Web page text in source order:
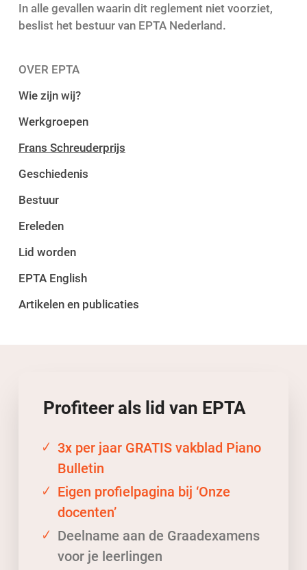
OVER EPTA
Wie zijn wij?
Werkgroepen
Frans Schreuderprijs
Geschiedenis
Bestuur
Ereleden
Lid worden
EPTA English
Artikelen en publicaties
In alle gevallen waarin dit reglement niet voorziet,
beslist het bestuur van EPTA Nederland.
Profiteer als lid van EPTA
3x per jaar GRATIS vakblad Piano
Bulletin
Eigen profielpagina bij ‘Onze
docenten’
Deelname aan de Graadexamens
voor je leerlingen